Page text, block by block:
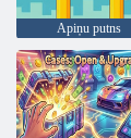
Apiņu putns